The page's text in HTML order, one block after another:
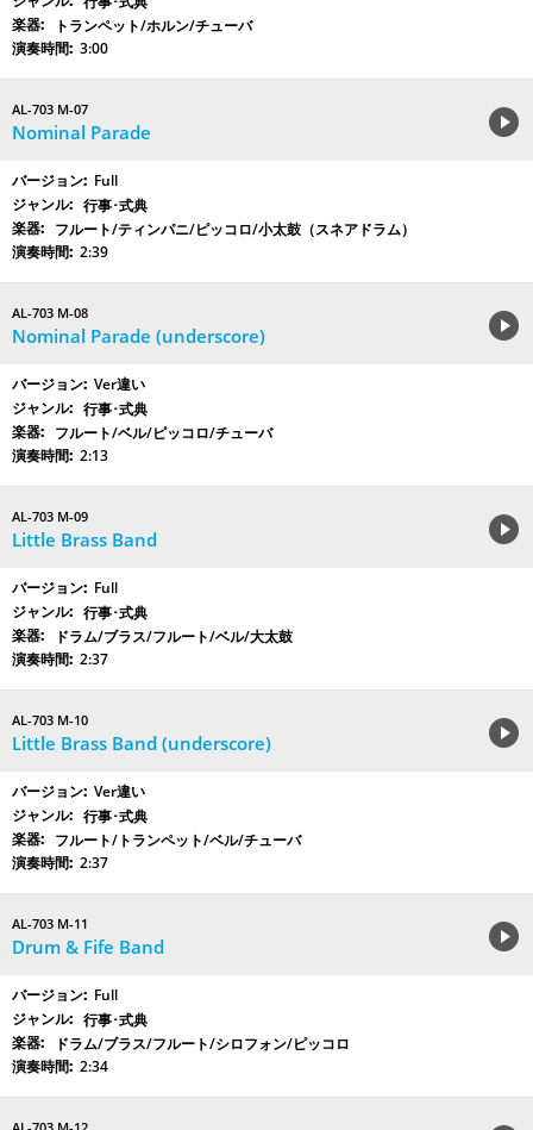
トランペット/ホルン/チューバ
3:00
AL-703 M-07
Nominal Parade
Full
行事･式典
フルート/ティンパニ/ピッコロ/小太鼓（スネアドラム）
2:39
AL-703 M-08
Nominal Parade (underscore)
Ver違い
行事･式典
フルート/ベル/ピッコロ/チューバ
2:13
AL-703 M-09
Little Brass Band
Full
行事･式典
ドラム/ブラス/フルート/ベル/大太鼓
2:37
AL-703 M-10
Little Brass Band (underscore)
Ver違い
行事･式典
フルート/トランペット/ベル/チューバ
2:37
AL-703 M-11
Drum & Fife Band
Full
行事･式典
ドラム/ブラス/フルート/シロフォン/ピッコロ
2:34